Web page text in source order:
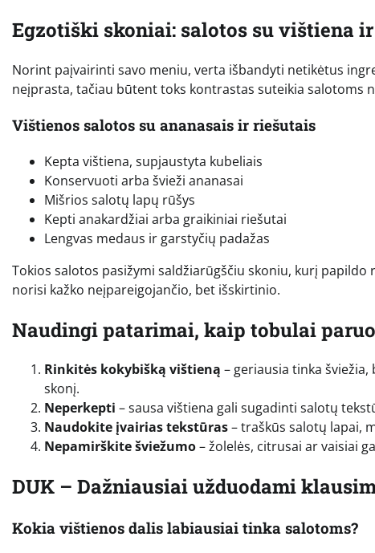
Egzotiški skoniai: salotos su vištiena
Norint paįvairinti savo meniu, verta išbandyti netikėtus
neįprasta, tačiau būtent toks kontrastas suteikia salotoms
Vištienos salotos su ananasais ir riešutais
Kepta vištiena, supjaustyta kubeliais
Konservuoti arba švieži ananasai
Mišrios salotų lapų rūšys
Kepti anakardžiai arba graikiniai riešutai
Lengvas medaus ir garstyčių padažas
Tokios salotos pasižymi saldžiarūgščiu skoniu, kurį papildo
norisi kažko neįpareigojančio, bet išskirtinio.
Naudingi patarimai, kaip tobulai
Rinkitės kokybišką vištieną – geriausia tinka
skonį.
Neperkepti – sausa vištiena gali sugadinti salotų
Naudokite įvairias tekstūras– traškūs salotų lapai,
Nepamirškite šviežumo– žolelės, citrusai ar vaisiai
DUK – Dažniausiai užduodami
Kokia vištienos dalis labiausiai tinka salotoms?